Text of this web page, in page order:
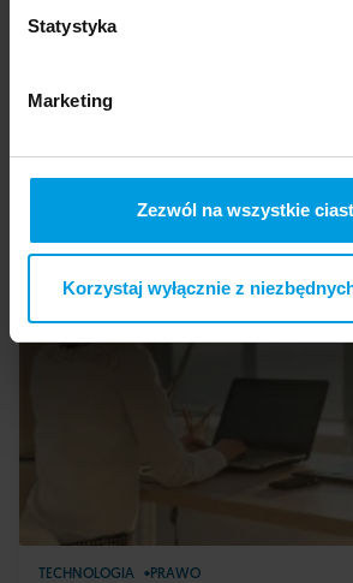
Statystyka
Marketing
Zezwól na wszystkie
Korzystaj wyłącznie z
TECHNOLOGIA
TECHNOLOGIA PRAWO